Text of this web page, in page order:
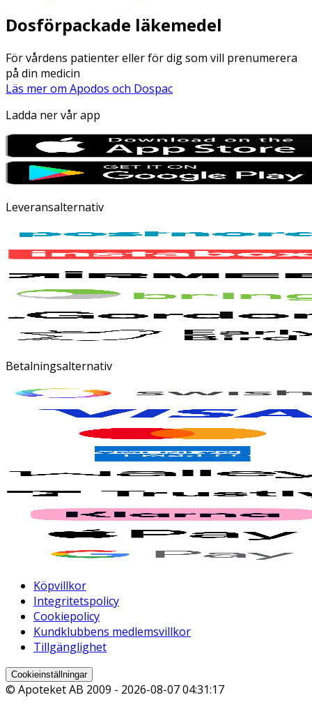
Dosförpackade läkemedel
För vårdens patienter eller för dig som vill prenumerera
på din medicin
Läs mer om Apodos och Dospac
Ladda ner vår app
Leveransalternativ
Betalningsalternativ
Köpvillkor
Integritetspolicy
Cookiepolicy
Kundklubbens medlemsvillkor
Tillgänglighet
Cookieinställningar
© Apoteket AB 2009 - 2026-08-07 04:31:17